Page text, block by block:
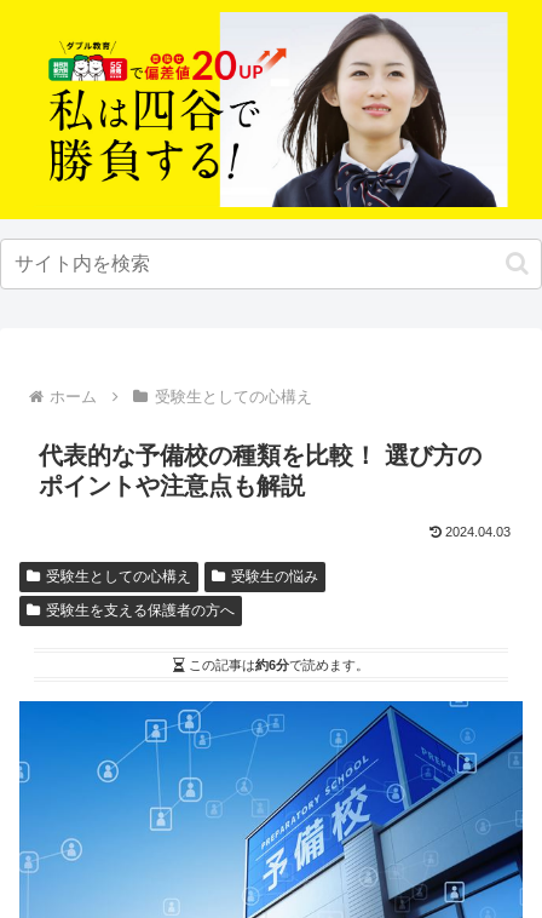
ホーム 受験生としての心構え
代表的な予備校の種類を比較！ 選び方の
ポイントや注意点も解説
2024.04.03
受験生としての心構え
受験生の悩み
受験生を支える保護者の方へ
この記事は約6分で読めます。